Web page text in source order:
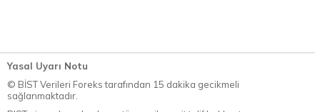
Yasal Uyarı Notu
© BİST Verileri Foreks tarafından 15 dakika gecikmeli
sağlanmaktadır.